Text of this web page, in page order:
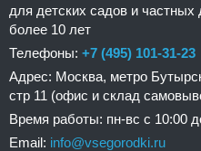
для детских садов и
более 10 лет
Телефоны: +7 (495) 101-31-23
Адрес: Москва, метро
стр 11 (офис и склад
Время работы: пн-вс с 10:00
Email: info@vsegorodki.ru